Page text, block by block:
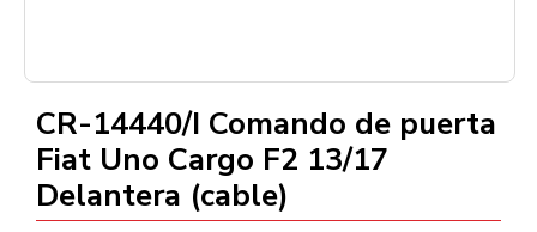
CR-14440/I Comando de puerta
Fiat Uno Cargo F2 13/17
Delantera (cable)